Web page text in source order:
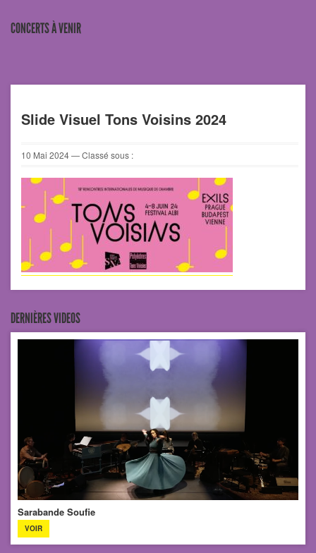
CONCERTS À VENIR
Slide Visuel Tons Voisins 2024
10 Mai 2024— Classé sous :
DERNIÈRES VIDEOS
Sarabande Soufie
VOIR